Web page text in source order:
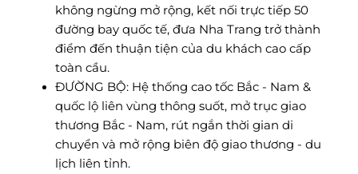
không ngừng mở rộng, kết nối trực tiếp 50
đường bay quốc tế, đưa Nha Trang trở thành
điểm đến thuận tiện của du khách cao cấp
toàn cầu.
ĐƯỜNG BỘ: Hệ thống cao tốc Bắc - Nam &
quốc lộ liên vùng thông suốt, mở trục giao
thương Bắc - Nam, rút ngắn thời gian di
chuyển và mở rộng biên độ giao thương - du
lịch liên tỉnh.